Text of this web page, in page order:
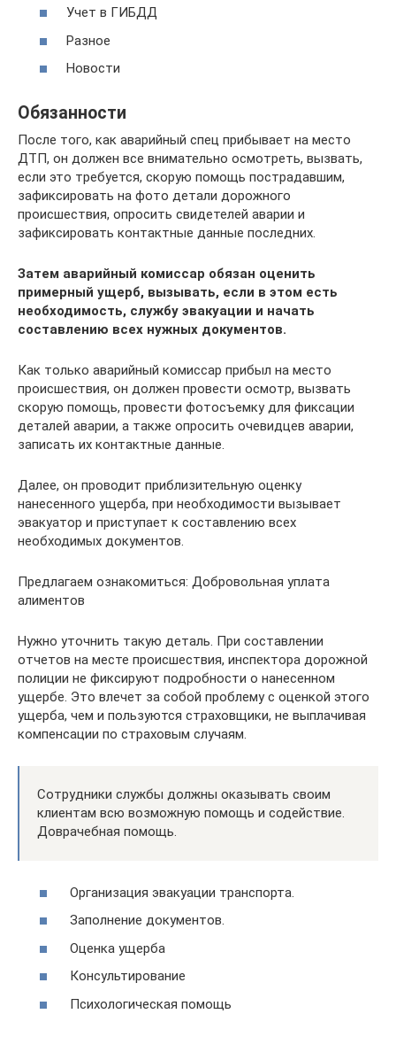
Учет в ГИБДД
Разное
Новости
Обязанности
После того, как аварийный спец прибывает на место
ДТП, он должен все внимательно осмотреть, вызвать,
если это требуется, скорую помощь пострадавшим,
зафиксировать на фото детали дорожного
происшествия, опросить свидетелей аварии и
зафиксировать контактные данные последних.
Затем аварийный комиссар обязан оценить
примерный ущерб, вызывать, если в этом есть
необходимость, службу эвакуации и начать
составлению всех нужных документов.
Как только аварийный комиссар прибыл на место
происшествия, он должен провести осмотр, вызвать
скорую помощь, провести фотосъемку для фиксации
деталей аварии, а также опросить очевидцев аварии,
записать их контактные данные.
Далее, он проводит приблизительную оценку
нанесенного ущерба, при необходимости вызывает
эвакуатор и приступает к составлению всех
необходимых документов.
Предлагаем ознакомиться: Добровольная уплата
алиментов
Нужно уточнить такую деталь. При составлении
отчетов на месте происшествия, инспектора дорожной
полиции не фиксируют подробности о нанесенном
ущербе. Это влечет за собой проблему с оценкой этого
ущерба, чем и пользуются страховщики, не выплачивая
компенсации по страховым случаям.
Сотрудники службы должны оказывать своим
клиентам всю возможную помощь и содействие.
Доврачебная помощь.
Организация эвакуации транспорта.
Заполнение документов.
Оценка ущерба
Консультирование
Психологическая помощь